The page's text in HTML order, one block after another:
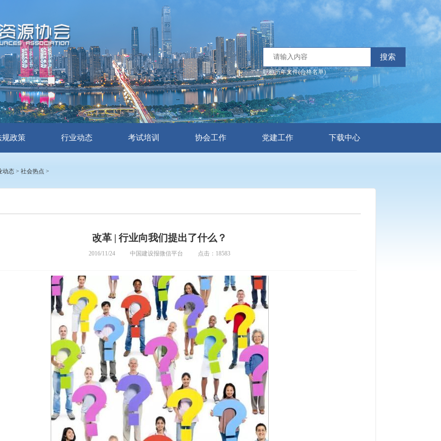
搜索
职称历年文件(合格名单)
规政策 行业动态 考试培训 协会工作 党建工作 下载中心
动态 > 社会热点 >
改革 | 行业向我们提出了什么？
2016/11/24 中国建设报微信平台 点击：18583